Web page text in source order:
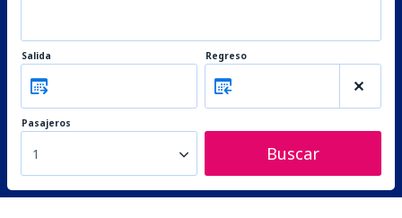
Salida Regreso
Pasajeros
1 Buscar